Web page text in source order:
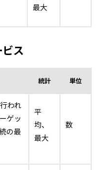
最大
ス
統計 単位
われ
ゲッ
の最
平
均、
最大
数